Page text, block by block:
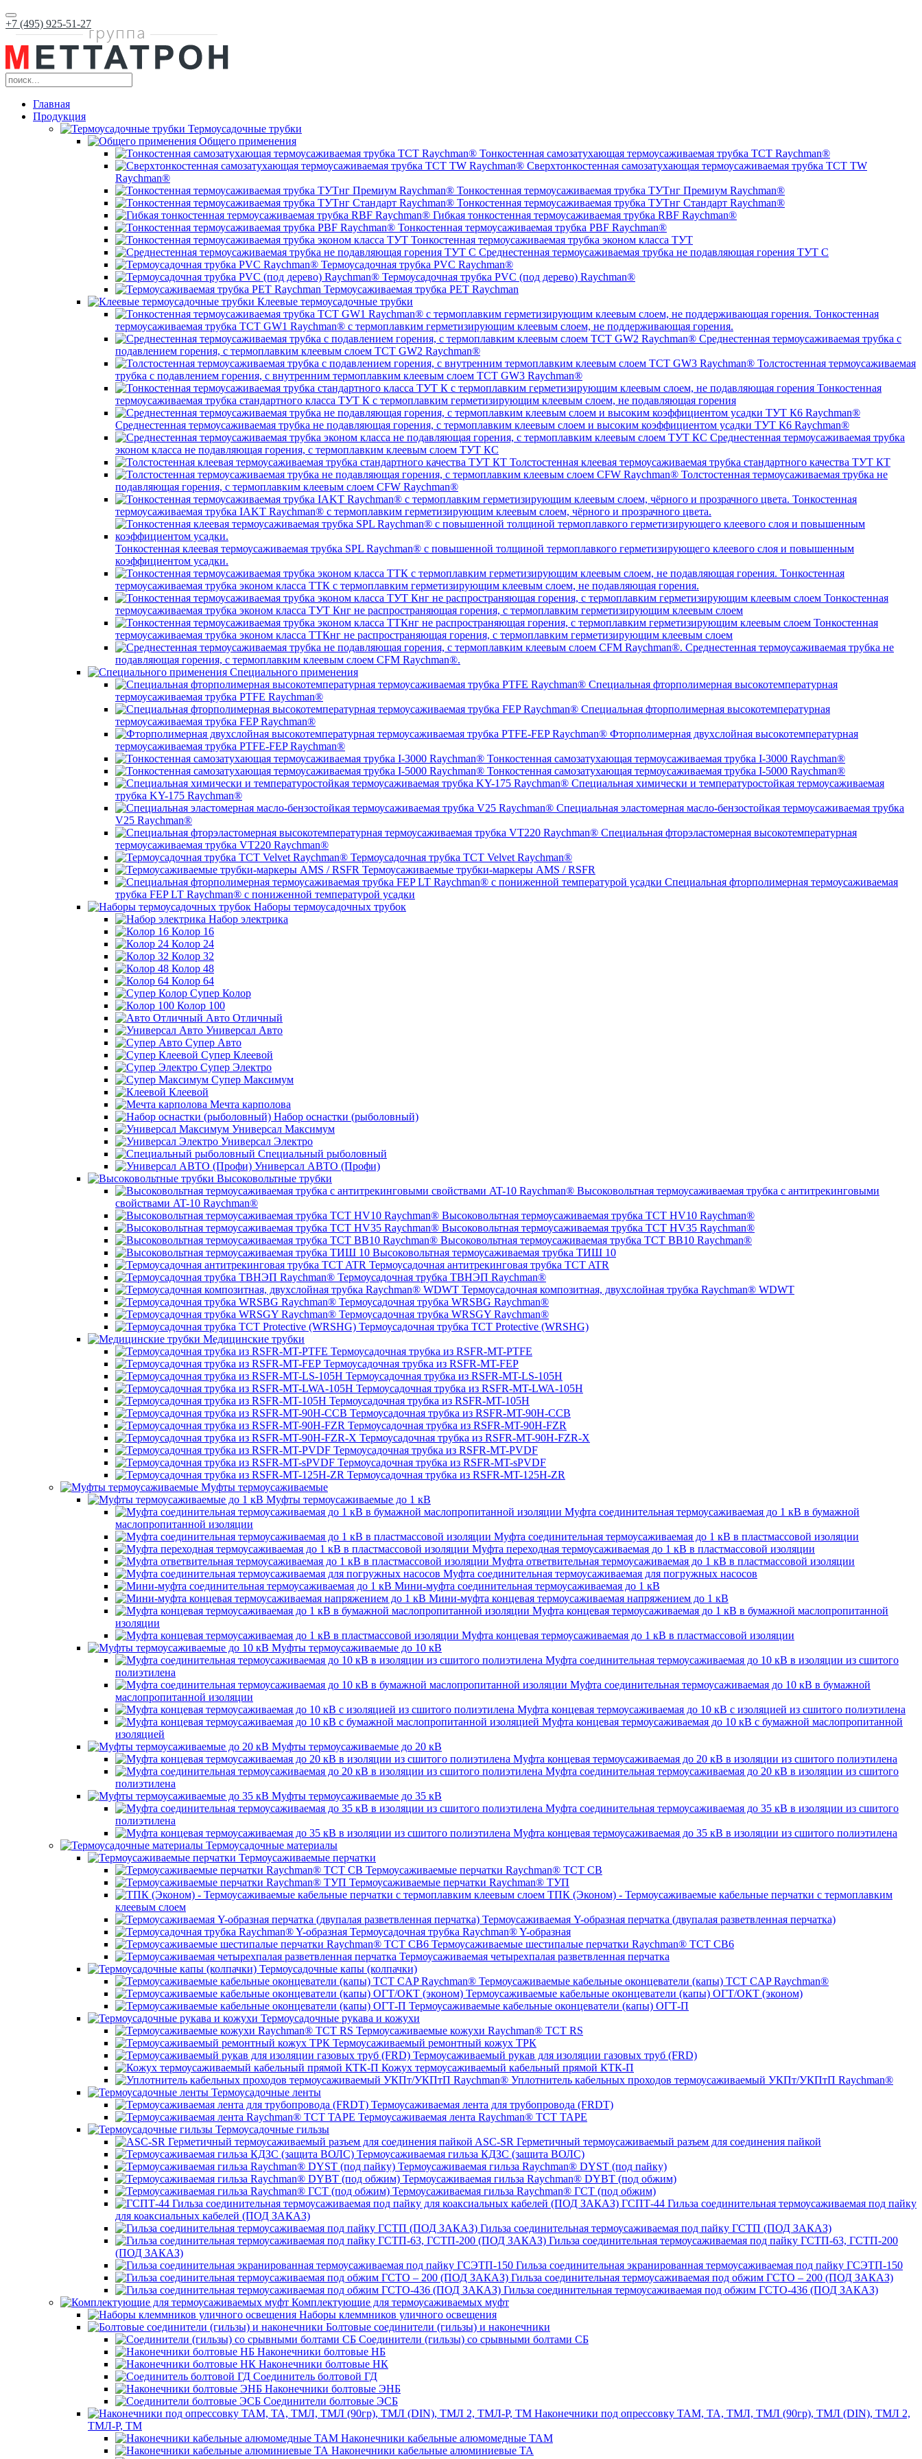
+7 (495) 925-51-27
Главная
Продукция
Термоусадочные трубки
Общего применения
Тонкостенная самозатухающая термоусаживаемая трубка ТCT Raychman®
Сверхтонкостенная самозатухающая термоусаживаемая трубка ТCT TW
Raychman®
Тонкостенная термоусаживаемая трубка ТУТнг Премиум Raychman®
Тонкостенная термоусаживаемая трубка ТУТнг Стандарт Raychman®
Гибкая тонкостенная термоусаживаемая трубка RBF Raychman®
Тонкостенная термоусаживаемая трубка PBF Raychman®
Тонкостенная термоусаживаемая трубка эконом класса ТУТ
Среднестенная термоусаживаемая трубка не подавляющая горения ТУТ С
Термоусадочная трубка PVC Raychman®
Термоусадочная трубка PVC (под дерево) Raychman®
Термоусаживаемая трубка PET Raychman
Клеевые термоусадочные трубки
Тонкостенная
термоусаживаемая трубка TCT GW1 Raychman® с термоплавким герметизирующим клеевым слоем, не поддерживающая горения.
Среднестенная термоусаживаемая трубка c
подавлением горения, с термоплавким клеевым слоем TCT GW2 Raychman®
Толстостенная термоусаживаемая
трубка c подавлением горения, с внутренним термоплавким клеевым слоем TCT GW3 Raychman®
Тонкостенная
термоусаживаемая трубка стандартного класса ТУТ К с термоплавким герметизирующим клеевым слоем, не подавляющая горения
Среднестенная термоусаживаемая трубка не подавляющая горения, с термоплавким клеевым слоем и высоким коэффициентом усадки ТУТ К6 Raychman®
Среднестенная термоусаживаемая трубка
эконом класса не подавляющая горения, с термоплавким клеевым слоем ТУТ КС
Толстостенная клеевая термоусаживаемая трубка стандартного качества ТУТ КТ
Толстостенная термоусаживаемая трубка не
подавляющая горения, с термоплавким клеевым слоем CFW Raychman®
Тонкостенная
термоусаживаемая трубка IAKT Raychman® с термоплавким герметизирующим клеевым слоем, чёрного и прозрачного цвета.
Тонкостенная клеевая термоусаживаемая трубка SPL Raychman® с повышенной толщиной термоплавкого герметизирующего клеевого слоя и повышенным
коэффициентом усадки.
Тонкостенная
термоусаживаемая трубка эконом класса ТТК с термоплавким герметизирующим клеевым слоем, не подавляющая горения.
Тонкостенная
термоусаживаемая трубка эконом класса ТУТ Кнг не распространяющая горения, с термоплавким герметизирующим клеевым слоем
Тонкостенная
термоусаживаемая трубка эконом класса ТТКнг не распространяющая горения, с термоплавким герметизирующим клеевым слоем
Среднестенная термоусаживаемая трубка не
подавляющая горения, с термоплавким клеевым слоем CFM Raychman®.
Специального применения
Специальная фторполимерная высокотемпературная
термоусаживаемая трубка PTFE Raychman®
Специальная фторполимерная высокотемпературная
термоусаживаемая трубка FEP Raychman®
Фторполимерная двухслойная высокотемпературная
термоусаживаемая трубка PTFE-FEP Raychman®
Тонкостенная самозатухающая термоусаживаемая трубка I-3000 Raychman®
Тонкостенная самозатухающая термоусаживаемая трубка I-5000 Raychman®
Специальная химически и температуростойкая термоусаживаемая
трубка KY-175 Raychman®
Специальная эластомерная масло-бензостойкая термоусаживаемая трубка
V25 Raychman®
Специальная фторэластомерная высокотемпературная
термоусаживаемая трубка VT220 Raychman®
Термоусадочная трубка TCT Velvet Raychman®
Термоусаживаемые трубки-маркеры AMS / RSFR
Специальная фторполимерная термоусаживаемая
трубка FEP LT Raychman® с пониженной температурой усадки
Наборы термоусадочных трубок
Набор электрика
Колор 16
Колор 24
Колор 32
Колор 48
Колор 64
Супер Колор
Колор 100
Авто Отличный
Универсал Авто
Супер Авто
Супер Клеевой
Супер Электро
Супер Максимум
Клеевой
Мечта карполова
Набор оснастки (рыболовный)
Универсал Максимум
Универсал Электро
Специальный рыболовный
Универсал АВТО (Профи)
Высоковольтные трубки
Высоковольтная термоусаживаемая трубка с антитрекинговыми
свойствами AT-10 Raychman®
Высоковольтная термоусаживаемая трубка TCT HV10 Raychman®
Высоковольтная термоусаживаемая трубка TCT HV35 Raychman®
Высоковольтная термоусаживаемая трубка TCT BB10 Raychman®
Высоковольтная термоусаживаемая трубка ТИШ 10
Термоусадочная антитрекинговая трубка TCT ATR
Термоусадочная трубка ТВНЭП Raychman®
Термоусадочная композитная, двухслойная трубка Raychman® WDWT
Термоусадочная трубка WRSBG Raychman®
Термоусадочная трубка WRSGY Raychman®
Термоусадочная трубка TCT Protective (WRSHG)
Медицинские трубки
Термоусадочная трубка из RSFR-MT-PTFE
Термоусадочная трубка из RSFR-MT-FEP
Термоусадочная трубка из RSFR-MT-LS-105H
Термоусадочная трубка из RSFR-MT-LWA-105H
Термоусадочная трубка из RSFR-MT-105H
Термоусадочная трубка из RSFR-MT-90H-CCB
Термоусадочная трубка из RSFR-MT-90H-FZR
Термоусадочная трубка из RSFR-MT-90H-FZR-X
Термоусадочная трубка из RSFR-MT-PVDF
Термоусадочная трубка из RSFR-MT-sPVDF
Термоусадочная трубка из RSFR-MT-125H-ZR
Муфты термоусаживаемые
Муфты термоусаживаемые до 1 кВ
Муфта соединительная термоусаживаемая до 1 кВ в бумажной
маслопропитанной изоляции
Муфта соединительная термоусаживаемая до 1 кВ в пластмассовой изоляции
Муфта переходная термоусаживаемая до 1 кВ в пластмассовой изоляции
Муфта ответвительная термоусаживаемая до 1 кВ в пластмассовой изоляции
Муфта соединительная термоусаживаемая для погружных насосов
Мини-муфта соединительная термоусаживаемая до 1 кВ
Мини-муфта концевая термоусаживаемая напряжением до 1 кВ
Муфта концевая термоусаживаемая до 1 кВ в бумажной маслопропитанной
изоляции
Муфта концевая термоусаживаемая до 1 кВ в пластмассовой изоляции
Муфты термоусаживаемые до 10 кВ
Муфта соединительная термоусаживаемая до 10 кВ в изоляции из сшитого
полиэтилена
Муфта соединительная термоусаживаемая до 10 кВ в бумажной
маслопропитанной изоляции
Муфта концевая термоусаживаемая до 10 кВ с изоляцией из сшитого полиэтилена
Муфта концевая термоусаживаемая до 10 кВ с бумажной маслопропитанной
изоляцией
Муфты термоусаживаемые до 20 кВ
Муфта концевая термоусаживаемая до 20 кВ в изоляции из сшитого полиэтилена
Муфта соединительная термоусаживаемая до 20 кВ в изоляции из сшитого
полиэтилена
Муфты термоусаживаемые до 35 кВ
Муфта соединительная термоусаживаемая до 35 кВ в изоляции из сшитого
полиэтилена
Муфта концевая термоусаживаемая до 35 кВ в изоляции из сшитого полиэтилена
Термоусадочные материалы
Термоусаживаемые перчатки
Термоусаживаемые перчатки Raychman® TCT CB
Термоусаживаемые перчатки Raychman® ТУП
ТПК (Эконом) - Термоусаживаемые кабельные перчатки с термоплавким
клеевым слоем
Термоусаживаемая Y-образная перчатка (двупалая разветвленная перчатка)
Термоусадочная трубка Raychman® Y-образная
Термоусаживаемые шестипалые перчатки Raychman® ТСТ СВ6
Термоусаживаемая четырехпалая разветвленная перчатка
Термоусадочные капы (колпачки)
Термоусаживаемые кабельные оконцеватели (капы) ТCT CAP Raychman®
Термоусаживаемые кабельные оконцеватели (капы) ОГТ/ОКТ (эконом)
Термоусаживаемые кабельные оконцеватели (капы) ОГТ-П
Термоусадочные рукава и кожухи
Термоусаживаемые кожухи Raychman® TCT RS
Термоусаживаемый ремонтный кожух ТРК
Термоусаживаемый рукав для изоляции газовых труб (FRD)
Кожух термоусаживаемый кабельный прямой КТК-П
Уплотнитель кабельных проходов термоусаживаемый УКПт/УКПтП Raychman®
Термоусадочные ленты
Термоусаживаемая лента для трубопровода (FRDT)
Термоусаживаемая лента Raychman® TCT TAPE
Термоусадочные гильзы
ASC‐SR Герметичный термоусаживаемый разъем для соединения пайкой
Термоусаживаемая гильза КДЗС (защита ВОЛС)
Термоусаживаемая гильза Raychman® DYST (под пайку)
Термоусаживаемая гильза Raychman® DYBT (под обжим)
Термоусаживаемая гильза Raychman® ГСТ (под обжим)
ГСПТ-44 Гильза соединительная термоусаживаемая под пайку
для коаксиальных кабелей (ПОД ЗАКАЗ)
Гильза соединительная термоусаживаемая под пайку ГСТП (ПОД ЗАКАЗ)
Гильза соединительная термоусаживаемая под пайку ГСТП-63, ГСТП-200
(ПОД ЗАКАЗ)
Гильза соединительная экранированная термоусаживаемая под пайку ГСЭТП-150
Гильза соединительная термоусаживаемая под обжим ГСТО – 200 (ПОД ЗАКАЗ)
Гильза соединительная термоусаживаемая под обжим ГСТО-436 (ПОД ЗАКАЗ)
Комплектующие для термоусаживаемых муфт
Наборы клеммников уличного освещения
Болтовые соединители (гильзы) и наконечники
Соединители (гильзы) со срывными болтами СБ
Наконечники болтовые НБ
Наконечники болтовые НК
Соединитель болтовой ГД
Наконечники болтовые ЭНБ
Соединители болтовые ЭСБ
Наконечники под опрессовку ТАМ, ТА, ТМЛ, ТМЛ (90гр), ТМЛ (DIN), ТМЛ 2,
ТМЛ-Р, ТМ
Наконечники кабельные алюмомедные ТАМ
Наконечники кабельные алюминиевые ТА